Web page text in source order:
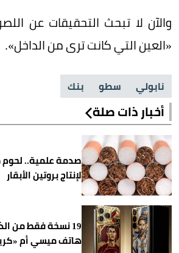
والآن لا تبحث التحقيقات عن
«العين التي كانت ترى من الداخل».
نابولي سطو بنك
أخبار ذات صلة
صدمة علمية..
لإنتاج بروتين الأبقار
19 نسخة فقط من
هاتف ميسي أم